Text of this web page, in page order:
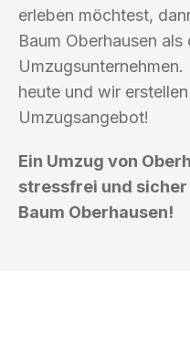
erleben möchtest,
Baum Oberhausen
heute und wir
Umzugsangebot!
Ein Umzug von
stressfrei und
Baum Oberhausen!